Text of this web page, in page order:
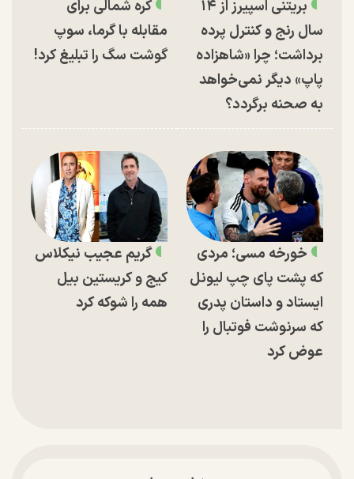
بریتنی اسپیرز از ۱۴
سال رنج و کنترل پرده
برداشت؛ چرا «شاهزاده
پاپ» دیگر نمی‌خواهد
به صحنه برگردد؟
کره شمالی برای
مقابله با گرما، سوپ
گوشت سگ را تبلیغ کرد!
خورخه مسی؛ مردی
که پشت پای چپ لیونل
ایستاد و داستان پدری
که سرنوشت فوتبال را
عوض کرد
گریم عجیب نیکلاس
کیج و کریستین بیل
همه را شوکه کرد